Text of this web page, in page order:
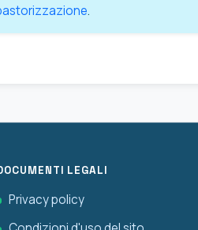
.
LEGALI
Privacy policy